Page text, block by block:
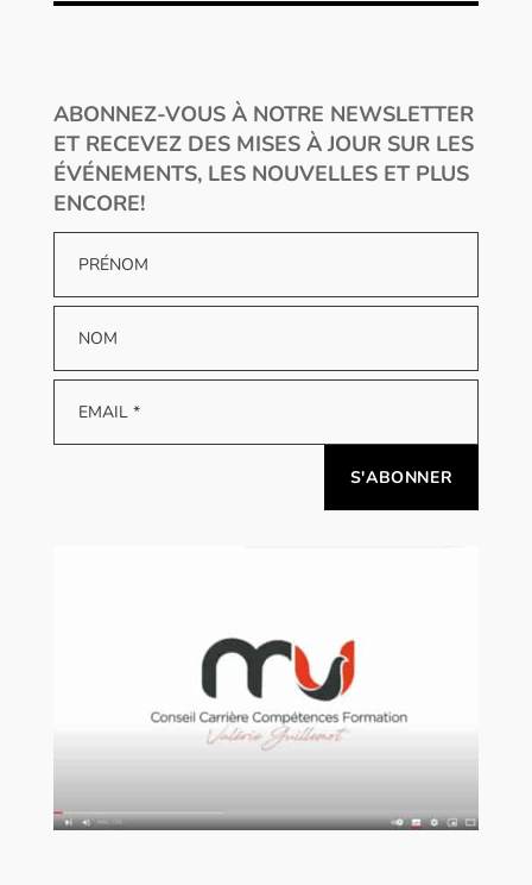
ABONNEZ-VOUS À NOTRE NEWSLETTER
ET RECEVEZ DES MISES À JOUR SUR LES
ÉVÉNEMENTS, LES NOUVELLES ET PLUS
ENCORE!